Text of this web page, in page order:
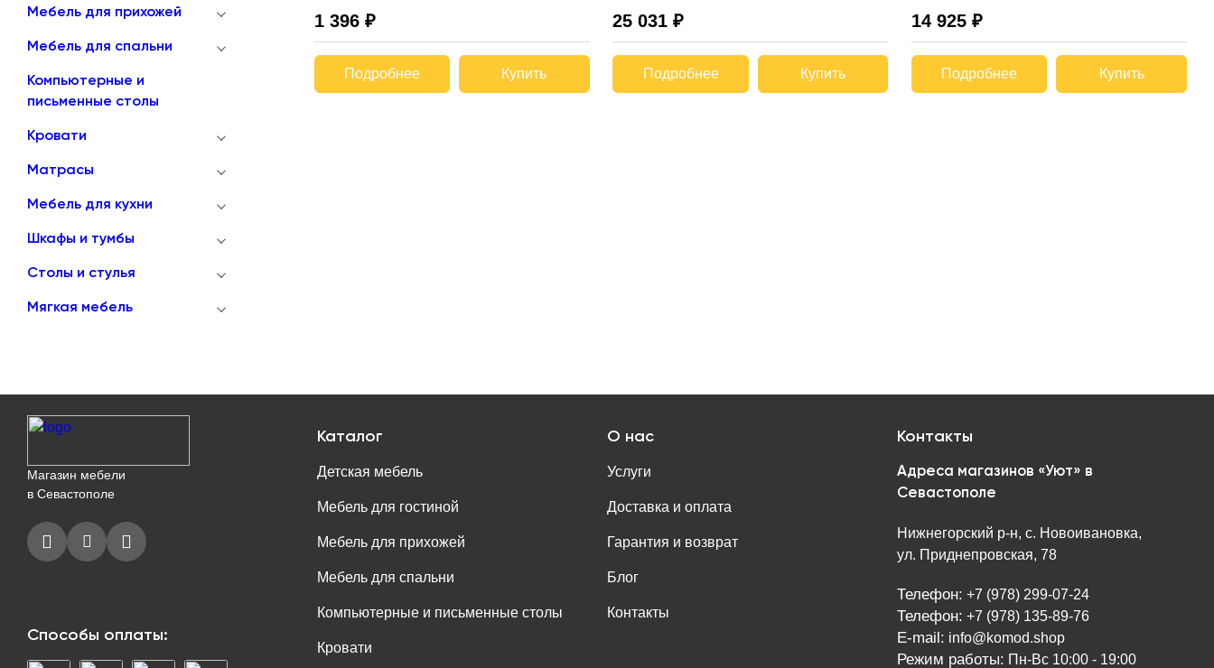
Мебель для прихожей
Мебель для спальни
Компьютерные и
письменные столы
Кровати
Матрасы
Мебель для кухни
Шкафы и тумбы
Столы и стулья
Мягкая мебель
1 396 ₽
Подробнее Купить
25 031 ₽
Подробнее Купить
14 925 ₽
Подробнее Купить
Магазин мебели
в Севастополе
Способы оплаты:
Каталог
Детская мебель
Мебель для гостиной
Мебель для прихожей
Мебель для спальни
Компьютерные и письменные столы
Кровати
О нас
Услуги
Доставка и оплата
Гарантия и возврат
Блог
Контакты
Контакты
Адреса магазинов «Уют» в
Севастополе
Нижнегорский р-н, с. Новоивановка,
ул. Приднепровская, 78
Телефон: +7 (978) 299-07-24
Телефон: +7 (978) 135-89-76
E-mail: info@komod.shop
Режим работы: Пн-Вс 10:00 - 19:00